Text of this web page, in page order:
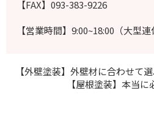
【FAX】093-383-9226
【営業時間】9:00~18:00（大型連
【外壁塗装】外壁材に合わせて
【屋根塗装】本当